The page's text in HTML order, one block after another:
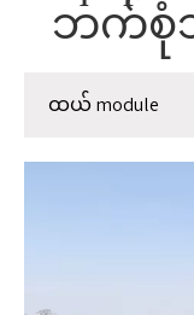
ဘက်စုံသုံ
ထယ် module
ထယ် module